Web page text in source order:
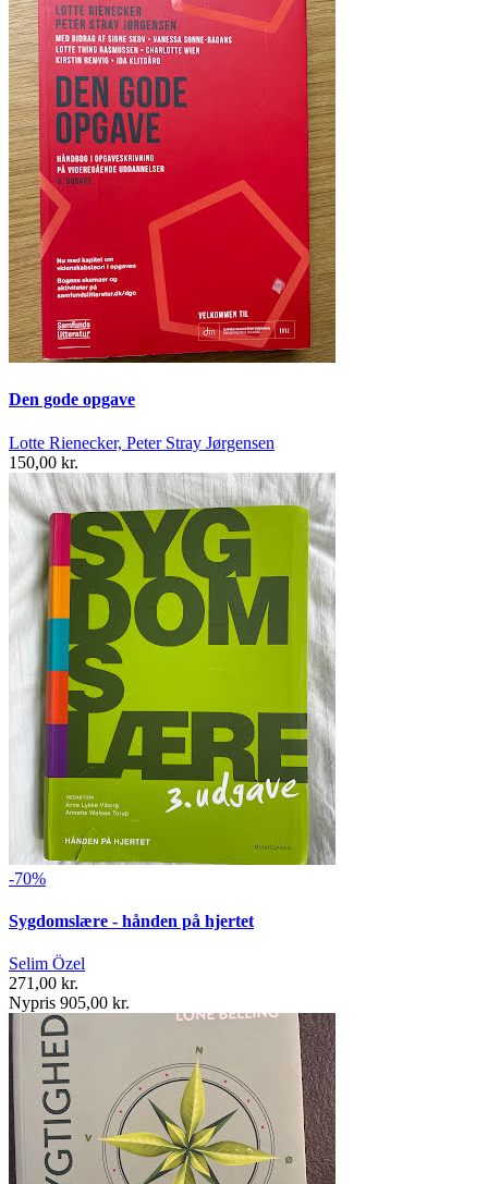
Den gode opgave
Lotte Rienecker, Peter Stray Jørgensen
150,00 kr.
-70%
Sygdomslære - hånden på hjertet
Selim Özel
271,00 kr.
Nypris 905,00 kr.